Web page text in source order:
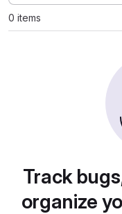
0 items
Track
organize